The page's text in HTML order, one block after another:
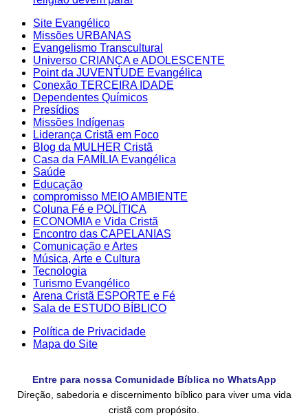
Site Evangélico
Missões URBANAS
Evangelismo Transcultural
Universo CRIANÇA e ADOLESCENTE
Point da JUVENTUDE Evangélica
Conexão TERCEIRA IDADE
Dependentes Químicos
Presídios
Missões Indígenas
Liderança Cristã em Foco
Blog da MULHER Cristã
Casa da FAMÍLIA Evangélica
Saúde
Educação
compromisso MEIO AMBIENTE
Coluna Fé e POLÍTICA
ECONOMIA e Vida Cristã
Encontro das CAPELANIAS
Comunicação e Artes
Música, Arte e Cultura
Tecnologia
Turismo Evangélico
Arena Cristã ESPORTE e Fé
Sala de ESTUDO BÍBLICO
Política de Privacidade
Mapa do Site
Entre para nossa Comunidade Bíblica no WhatsApp
Direção, sabedoria e discernimento bíblico para viver uma vida
cristã com propósito.